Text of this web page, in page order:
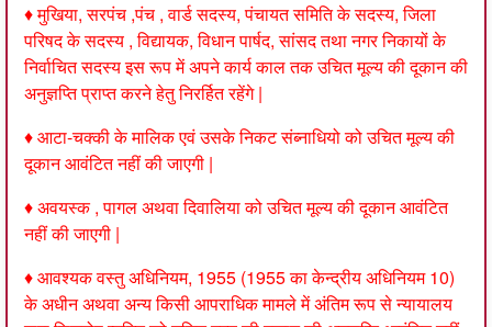
♦ मुखिया, सरपंच ,पंच , वार्ड सदस्य, पंचायत समिति के सदस्य, जिला
परिषद के सदस्य , विद्यायक, विधान पार्षद, सांसद तथा नगर निकायों के
निर्वाचित सदस्य इस रूप में अपने कार्य काल तक उचित मूल्य की दूकान की
अनुज्ञप्ति प्राप्त करने हेतु निरर्हित रहेंगे |
♦ आटा-चक्की के मालिक एवं उसके निकट संब्नाधियो को उचित मूल्य की
दूकान आवंटित नहीं की जाएगी |
♦ अवयस्क , पागल अथवा दिवालिया को उचित मूल्य की दूकान आवंटित
नहीं की जाएगी |
♦ आवश्यक वस्तु अधिनियम, 1955 (1955 का केन्द्रीय अधिनियम 10)
के अधीन अथवा अन्य किसी आपराधिक मामले में अंतिम रूप से न्यायालय